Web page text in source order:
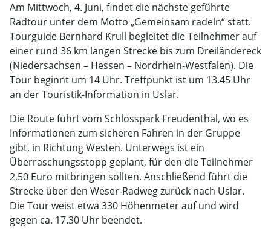
Am Mittwoch, 4. Juni, findet die nächste geführte
Radtour unter dem Motto „Gemeinsam radeln“ statt.
Tourguide Bernhard Krull begleitet die Teilnehmer auf
einer rund 36 km langen Strecke bis zum Dreiländereck
(Niedersachsen – Hessen – Nordrhein-Westfalen). Die
Tour beginnt um 14 Uhr. Treffpunkt ist um 13.45 Uhr
an der Touristik-Information in Uslar.
Die Route führt vom Schlosspark Freudenthal, wo es
Informationen zum sicheren Fahren in der Gruppe
gibt, in Richtung Westen. Unterwegs ist ein
Überraschungsstopp geplant, für den die Teilnehmer
2,50 Euro mitbringen sollten. Anschließend führt die
Strecke über den Weser-Radweg zurück nach Uslar.
Die Tour weist etwa 330 Höhenmeter auf und wird
gegen ca. 17.30 Uhr beendet.